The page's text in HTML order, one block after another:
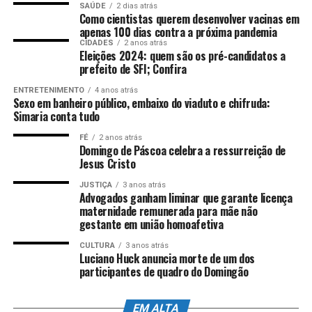
achados e verificar se a vacina de mRNA contra a Covid-
19 deve ser incluída como parte do tratamento padrão
para pacientes oncológicos.
Resultados do estudo
O estudo inicial incluiu diferentes tipos de câncer,
comparando pacientes que foram vacinados em até 100
dias após iniciar a imunoterapia com aqueles que não
receberam o imunizante. Os resultados mostraram uma
diferença significativa: no grupo de pacientes com
Uso de inteligência artificial para interpretar
comandos motores.
Aprovação para uso clínico em pessoas com
tetraplegia que atendam aos critérios
estabelecidos.
A tecnologia não busca apenas mover máquinas: ela
tenta recuperar conexões perdidas entre cérebro e corpo.
A Missão dos 100 Dias busca reduzir o tempo entre a
identificação de um novo patógeno e o desenvolvimento
de um candidato vacinal – Imagem: Halawi / Shutterstock
Luana Araújo explica que essa estratégia parte
justamente da possibilidade de antecipar parte do
trabalho antes mesmo do surgimento da próxima
A ideia é que, da
identificação e do
sequenciamento do
Doença X, cujas
características são de
extrema preocupação, mas
cujo patógeno pode
simplesmente ainda não
ser conhecido.
LUANA ARAÚJO, MÉDICA ESPECIALISTA EM DOENÇAS
INFECCIOSAS
ANÚNCIO
SAÚDE 2 dias atrás
Como cientistas querem desenvolver vacinas em
apenas 100 dias contra a próxima pandemia
CIDADES 2 anos atrás
Eleições 2024: quem são os pré-candidatos a
prefeito de SFI; Confira
ENTRETENIMENTO 4 anos atrás
Sexo em banheiro público, embaixo do viaduto e chifruda:
Simaria conta tudo
FÉ 2 anos atrás
Domingo de Páscoa celebra a ressurreição de
Jesus Cristo
JUSTIÇA 3 anos atrás
Advogados ganham liminar que garante licença
maternidade remunerada para mãe não
gestante em união homoafetiva
CULTURA 3 anos atrás
Luciano Huck anuncia morte de um dos
participantes de quadro do Domingão
EM ALTA